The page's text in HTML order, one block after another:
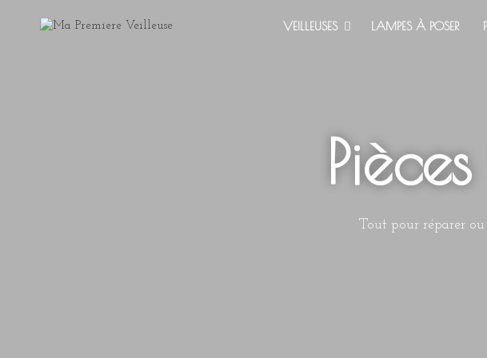
VEILLEUSES LAMPES À POSER
Tout pour réparer